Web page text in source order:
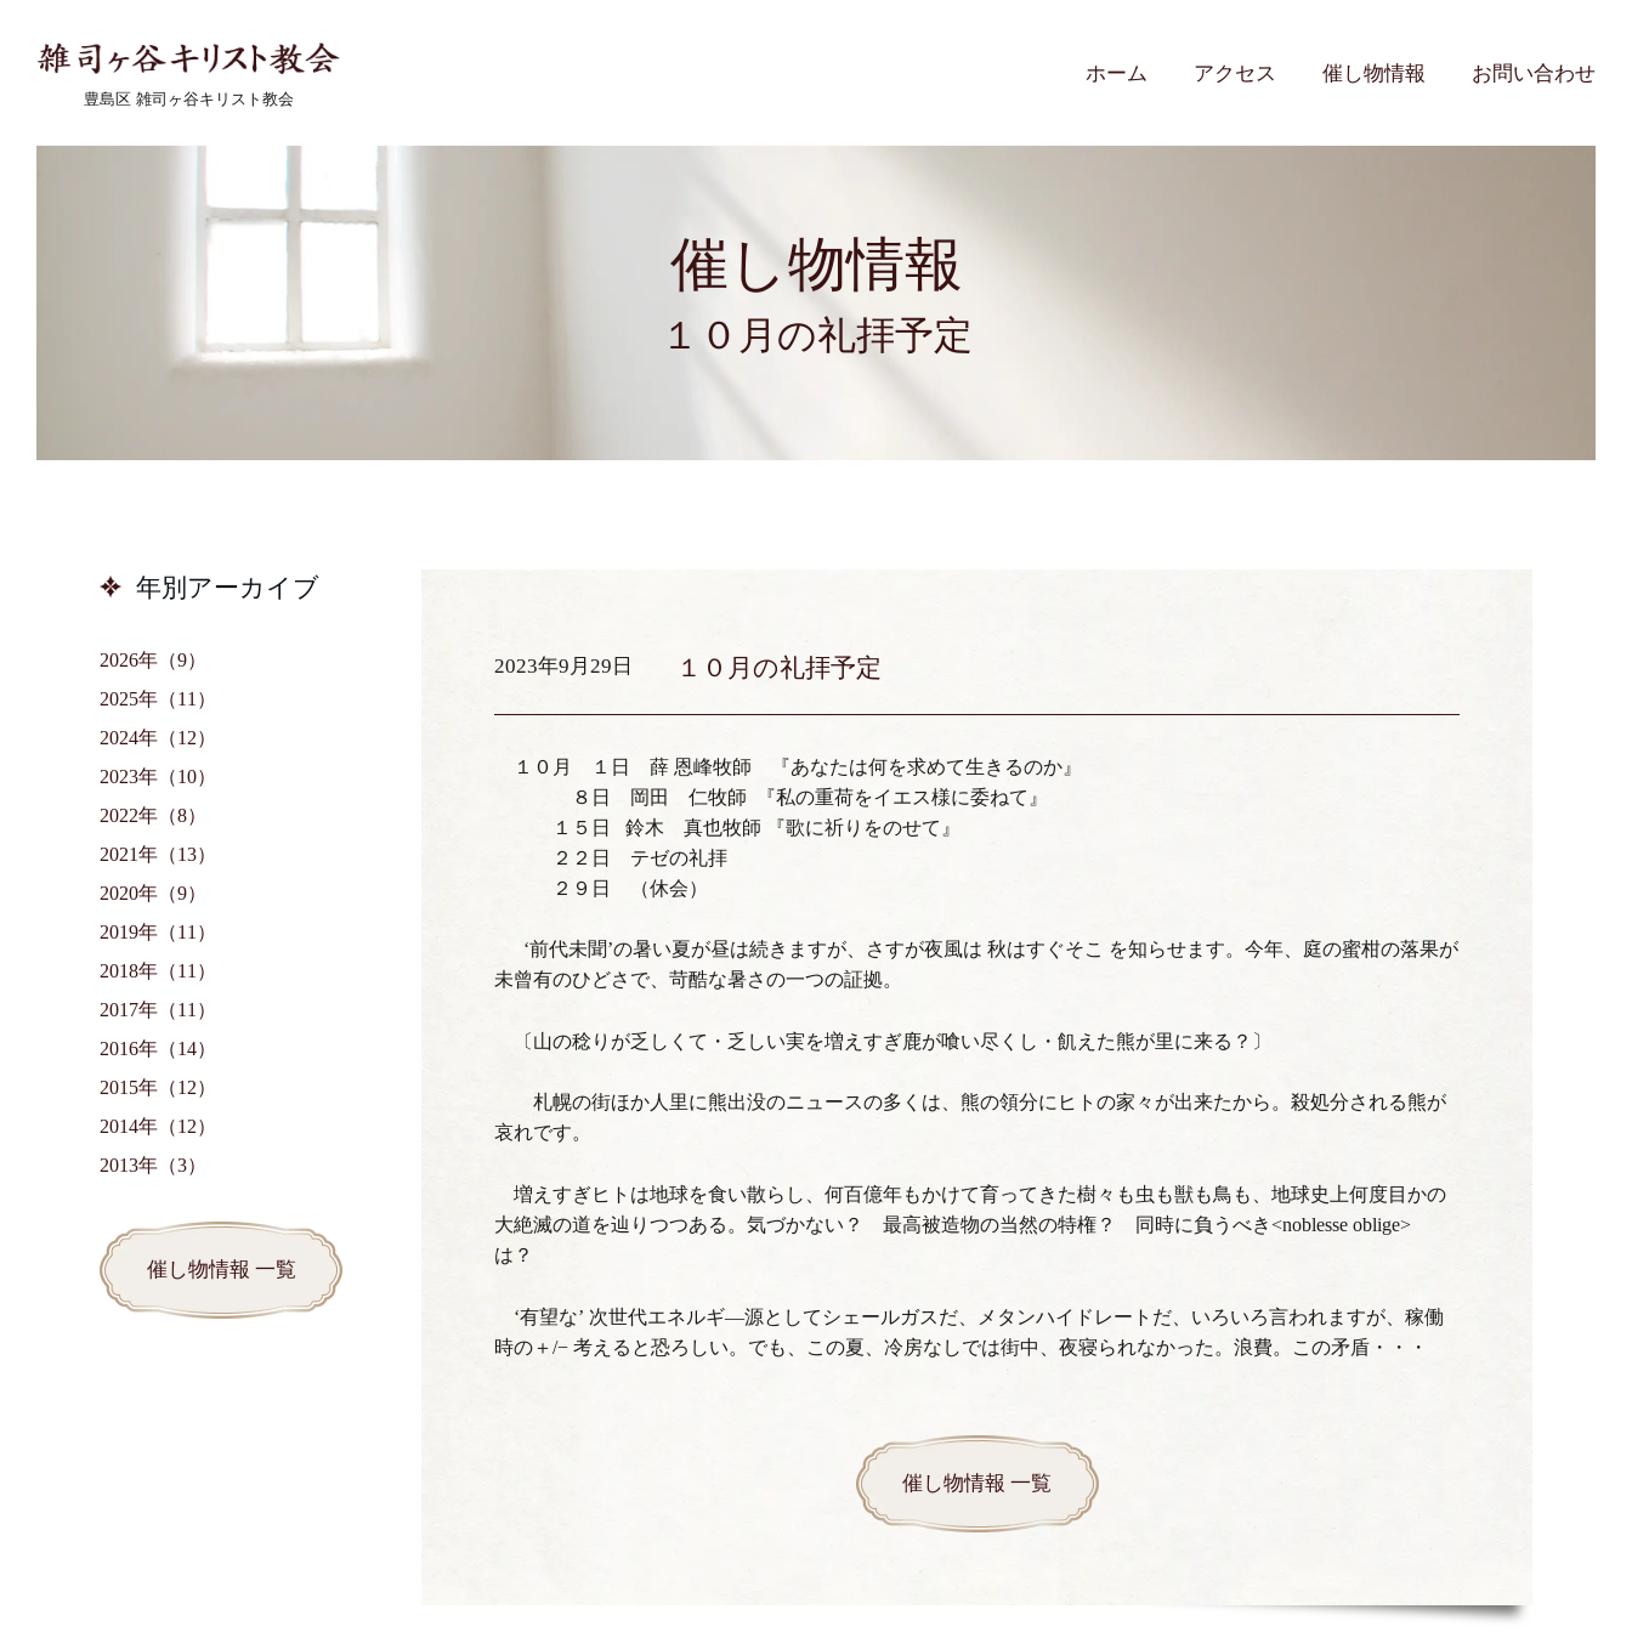
豊島区 雑司ヶ谷キリスト教会
ホーム アクセス 催し物情報 お問い合わせ
催し物情報
１０月の礼拝予定
年別アーカイブ
2026年（9）
2025年（11）
2024年（12）
2023年（10）
2022年（8）
2021年（13）
2020年（9）
2019年（11）
2018年（11）
2017年（11）
2016年（14）
2015年（12）
2014年（12）
2013年（3）
催し物情報 一覧
2023年9月29日 １０月の礼拝予定
１０月 １日 薛 恩峰牧師 『あなたは何を求めて生きるのか』
８日 岡田 仁牧師 『私の重荷をイエス様に委ねて』
１５日 鈴木 真也牧師 『歌に祈りをのせて』
２２日 テゼの礼拝
２９日 （休会）
‘前代未聞’の暑い夏が昼は続きますが、さすが夜風は 秋はすぐそこ を知らせます。今年、庭の蜜柑の落果が
未曾有のひどさで、苛酷な暑さの一つの証拠。
〔山の稔りが乏しくて・乏しい実を増えすぎ鹿が喰い尽くし・飢えた熊が里に来る？〕
札幌の街ほか人里に熊出没のニュースの多くは、熊の領分にヒトの家々が出来たから。殺処分される熊が
哀れです。
増えすぎヒトは地球を食い散らし、何百億年もかけて育ってきた樹々も虫も獣も鳥も、地球史上何度目かの
大絶滅の道を辿りつつある。気づかない？ 最高被造物の当然の特権？ 同時に負うべき<noblesse oblige>
は？
‘有望な’ 次世代エネルギ―源としてシェールガスだ、メタンハイドレートだ、いろいろ言われますが、稼働
時の＋/− 考えると恐ろしい。でも、この夏、冷房なしでは街中、夜寝られなかった。浪費。この矛盾・・・
催し物情報 一覧